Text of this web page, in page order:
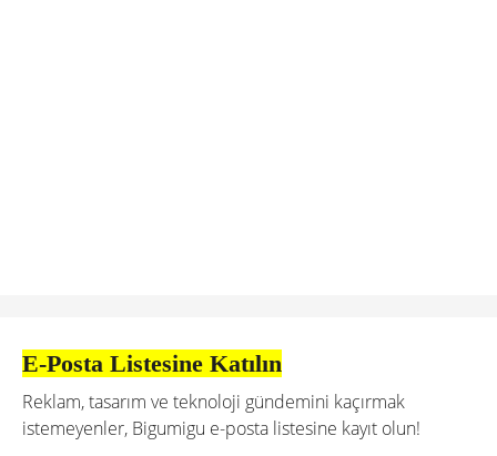
E-Posta Listesine Katılın
Reklam, tasarım ve teknoloji gündemini kaçırmak
istemeyenler, Bigumigu e-posta listesine kayıt olun!